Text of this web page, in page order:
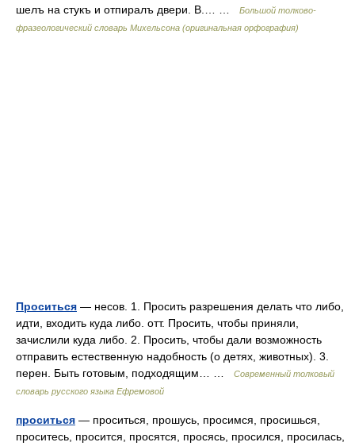
шелъ на стукъ и отпиралъ двери. В.… …
Большой толково-
фразеологический словарь Михельсона (оригинальная орфография)
Проситься — несов. 1. Просить разрешения делать что либо,
идти, входить куда либо. отт. Просить, чтобы приняли,
зачислили куда либо. 2. Просить, чтобы дали возможность
отправить естественную надобность (о детях, животных). 3.
перен. Быть готовым, подходящим… …
Современный толковый
словарь русского языка Ефремовой
проситься — проситься, прошусь, просимся, просишься,
проситесь, просится, просятся, просясь, просился, просилась,